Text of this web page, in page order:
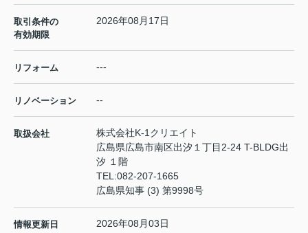
取引条件の
有効期限
2026年08月17日
リフォーム ---
リノベーション --
取扱会社
株式会社K-1クリエイト
広島県広島市南区出汐１丁目2-24 T-BLDG出
汐 １階
TEL:082-207-1665
広島県知事 (3) 第9998号
情報更新日 2026年08月03日